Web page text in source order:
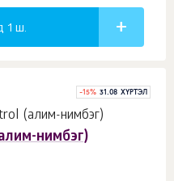
1 ш.
-15% 31.08 ХҮРТЭЛ
нимбэг)